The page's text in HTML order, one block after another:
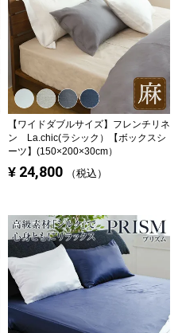
【ワイドダブルサイズ】 フレンチリネ
ン La.chic(ラシック）【ボックスシ
ーツ】(150×200×30cm）
¥ 24,800 税込